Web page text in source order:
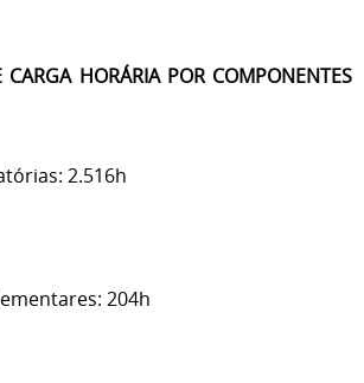
CARGA HORÁRIA POR COMPONENTES
2.516h
204h